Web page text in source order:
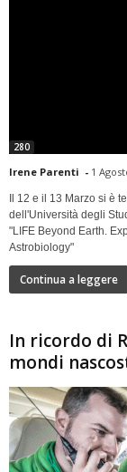
280
Irene Parenti - 1
Il 12 e il 13 Marzo si è
dell'Università degli
"LIFE Beyond Earth.
Astrobiology"
Continua a leggere
In ricordo di
mondi